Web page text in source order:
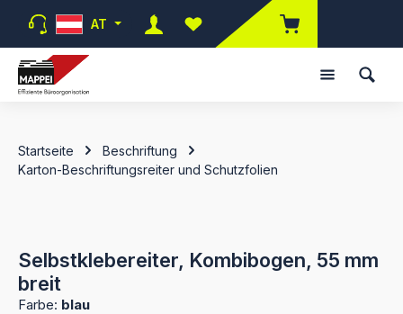
Zum Hauptinhalt springen
AT
Du hast 0 Produkte auf dem
Startseite
Beschriftung
Karton-Beschriftungsreiter und Schutzfolien
Selbstklebereiter, Kombibogen, 55 mm
breit
Farbe: blau